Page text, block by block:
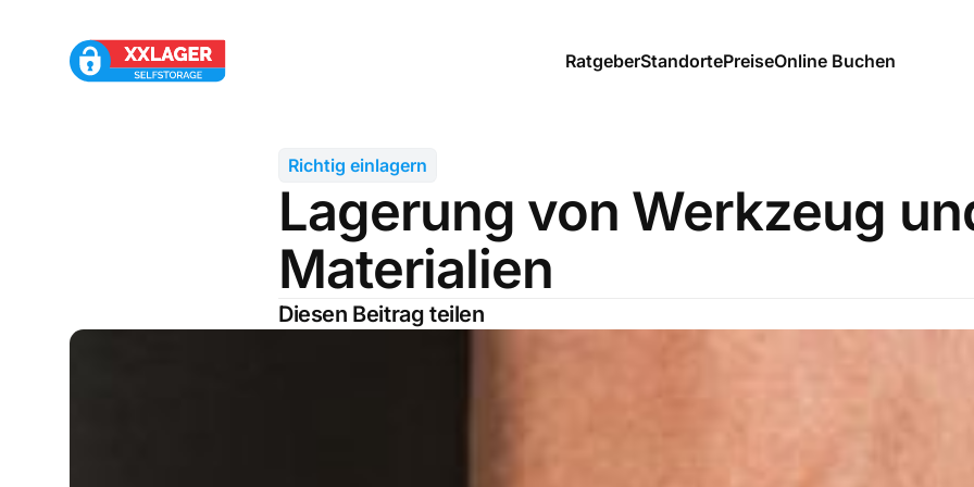
RatgeberStandortePreiseOnline Buchen
Richtig einlagern
Lagerung von Werkzeug
Materialien
Diesen Beitrag teilen